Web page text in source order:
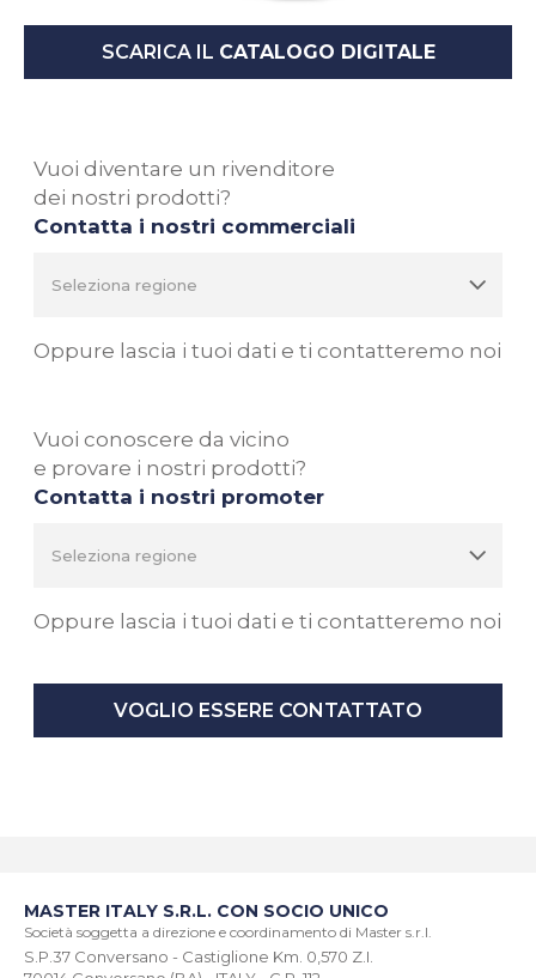
SCARICA IL CATALOGO DIGITALE
Vuoi diventare un rivenditore
dei nostri prodotti?
Contatta i nostri commerciali
Oppure lascia i tuoi dati e ti contatteremo noi
Vuoi conoscere da vicino
e provare i nostri prodotti?
Contatta i nostri promoter
Oppure lascia i tuoi dati e ti contatteremo noi
VOGLIO ESSERE CONTATTATO
MASTER ITALY S.R.L. CON SOCIO UNICO
Società soggetta a direzione e coordinamento di Master s.r.l.
S.P.37 Conversano - Castiglione Km. 0,570 Z.I.